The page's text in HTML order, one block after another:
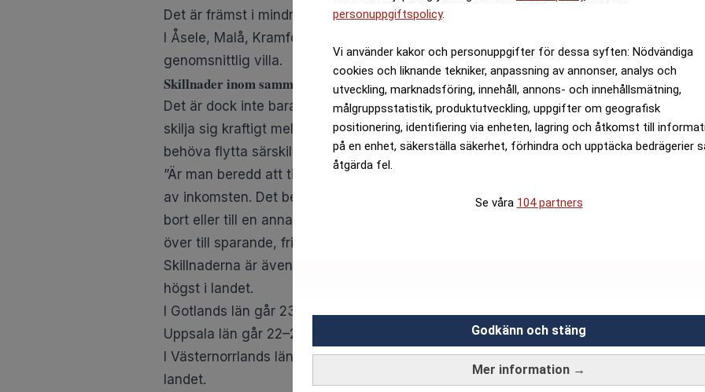
personuppgiftspolicy.
Vi använder kakor och personuppgifter för dessa syften: Nödvändiga
cookies och liknande tekniker, anpassning av annonser, analys och
utveckling, marknadsföring, innehåll, annons- och innehållsmätning,
målgruppsstatistik, produktutveckling, uppgifter om geografisk
positionering, identifiering via enheten, lagring och åtkomst till
på en enhet, säkerställa säkerhet, förhindra och upptäcka bedrägerier
åtgärda fel.
Se våra 104 partners
Mer information →
Godkänn och stäng
Det är främst i mindre kommuner i norra Sverige som villalånet tar en mycket mindre
I Åsele, Malå, Kramfors, Överkalix och Sorsele går cirka 3 procent av hushållens
genomsnittlig villa.
Skillnader inom samma län
Det är dock inte bara skillnader mellan storstad och landsbygd, även inom samma
skilja sig kraftigt mellan olika kommuner, varför hushåll ofta kan förbättra sina
behöva flytta särskilt långt.
”Är man beredd att titta utanför de största städerna finns det många kommuner där
av inkomsten. Det behöver inte handla om att flytta långt ut på landsbygden. Ofta
bort eller till en annan kommun inom samma län för att få betydligt större
över till sparande, fritidsintressen eller annat”, säger Catharina Åbjörnsson Lindgren i
Skillnaderna är även stora på länsnivå. I Stockholms län går 31 procent av
högst i landet.
I Gotlands län går 23 procent av hushållens inkomster till villalånet. I Hallands,
Uppsala län går 22–23 procent av inkomsten till villalånet.
I Västernorrlands län lägger hushållen i genomsnitt 11 procent av inkomsten på
landet.